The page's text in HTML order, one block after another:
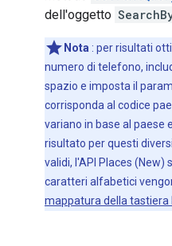
dell'oggetto
Nota : per risultati
numero di telefono,
spazio e imposta il
corrisponda al codice
variano in base al paese
risultato per questi
validi, l'API Places (New)
caratteri alfabetici
mappatura della tastiera